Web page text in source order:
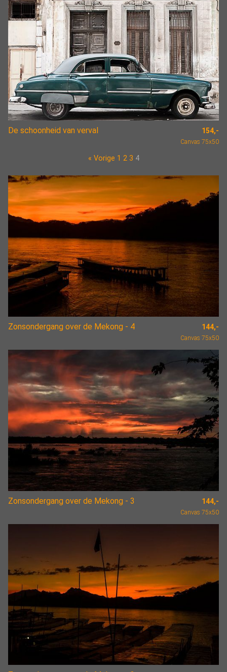
De schoonheid van verval 154,-
Canvas 75x50
« Vorige 1 2 3 4
Zonsondergang over de Mekong - 4 144,-
Canvas 75x50
Zonsondergang over de Mekong - 3 144,-
Canvas 75x50